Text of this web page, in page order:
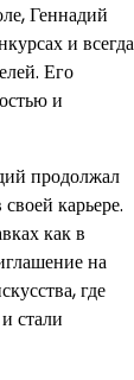
Геннадий
и всегда
Его
и
продолжал
карьере.
как в
на
где
стали